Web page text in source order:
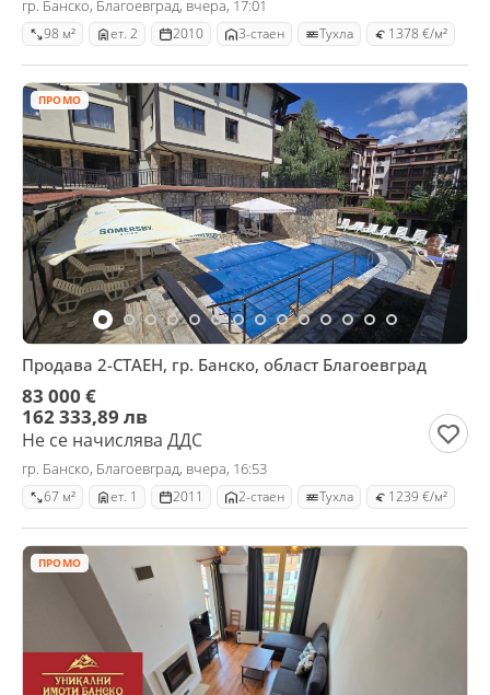
гр. Банско, Благоевград, вчера, 17:01
98 м² ет. 2 2010 3-стаен Тухла 1378 €/м²
ПРОМО
Продава 2-СТАЕН, гр. Банско, област Благоевград
83 000 €
162 333,89 лв
Не се начислява ДДС
гр. Банско, Благоевград, вчера, 16:53
67 м² ет. 1 2011 2-стаен Тухла 1239 €/м²
ПРОМО